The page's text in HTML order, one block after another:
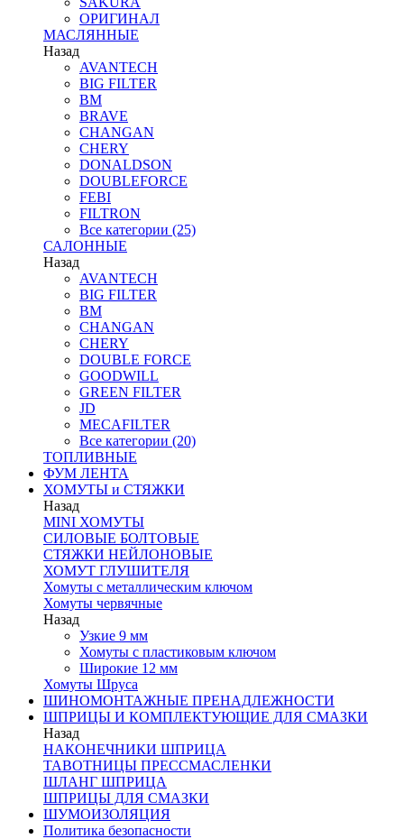
ОРИГИНАЛ
МАСЛЯННЫЕ
Назад
AVANTECH
BIG FILTER
BM
BRAVE
CHANGAN
CHERY
DONALDSON
DOUBLEFORCE
FEBI
FILTRON
Все категории (25)
САЛОННЫЕ
Назад
AVANTECH
BIG FILTER
BM
CHANGAN
CHERY
DOUBLE FORCE
GOODWILL
GREEN FILTER
JD
MECAFILTER
Все категории (20)
ТОПЛИВНЫЕ
ФУМ ЛЕНТА
ХОМУТЫ и СТЯЖКИ
Назад
MINI ХОМУТЫ
СИЛОВЫЕ БОЛТОВЫЕ
СТЯЖКИ НЕЙЛОНОВЫЕ
ХОМУТ ГЛУШИТЕЛЯ
Хомуты с металлическим ключом
Хомуты червячные
Назад
Узкие 9 мм
Хомуты с пластиковым ключом
Широкие 12 мм
Хомуты Шруса
ШИНОМОНТАЖНЫЕ ПРЕНАДЛЕЖНОСТИ
ШПРИЦЫ И КОМПЛЕКТУЮЩИЕ ДЛЯ СМАЗКИ
Назад
НАКОНЕЧНИКИ ШПРИЦА
ТАВОТНИЦЫ ПРЕССМАСЛЕНКИ
ШЛАНГ ШПРИЦА
ШПРИЦЫ ДЛЯ СМАЗКИ
ШУМОИЗОЛЯЦИЯ
Политика безопасности